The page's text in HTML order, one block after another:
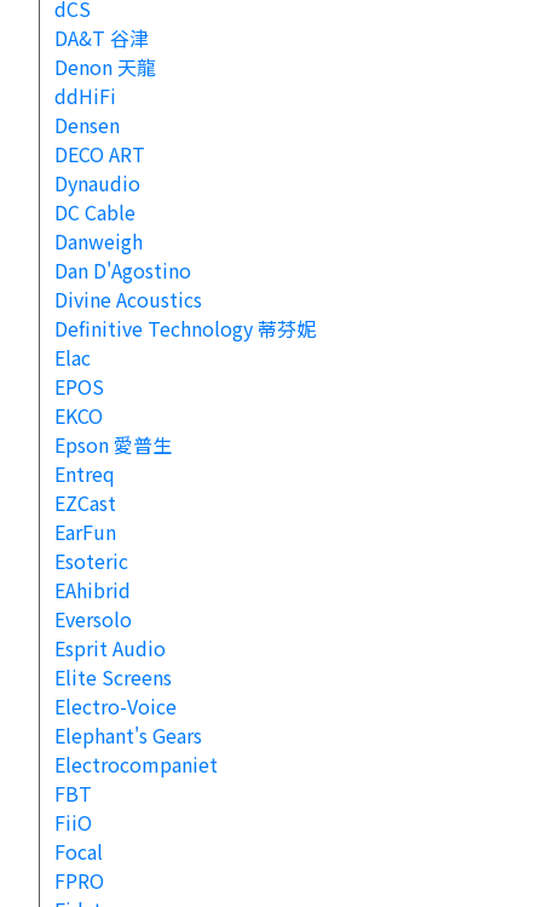
dCS
DA&T 谷津
Denon 天龍
ddHiFi
Densen
DECO ART
Dynaudio
DC Cable
Danweigh
Dan D'Agostino
Divine Acoustics
Definitive Technology 蒂芬妮
Elac
EPOS
EKCO
Epson 愛普生
Entreq
EZCast
EarFun
Esoteric
EAhibrid
Eversolo
Esprit Audio
Elite Screens
Electro-Voice
Elephant's Gears
Electrocompaniet
FBT
FiiO
Focal
FPRO